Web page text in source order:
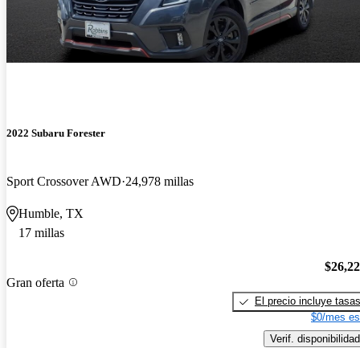
2022 Subaru Forester
Sport Crossover AWD 24,978 millas
Humble, TX
17 millas
Gran oferta
El precio incluye tasas
$0/mes
Verif. disponibilidad